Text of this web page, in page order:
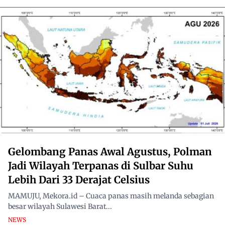
Gelombang Panas Awal Agustus, Polman
Jadi Wilayah Terpanas di Sulbar Suhu
Lebih Dari 33 Derajat Celsius
MAMUJU, Mekora.id – Cuaca panas masih melanda sebagian
besar wilayah Sulawesi Barat...
NEWS